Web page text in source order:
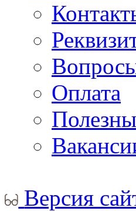
Оплата
Версия